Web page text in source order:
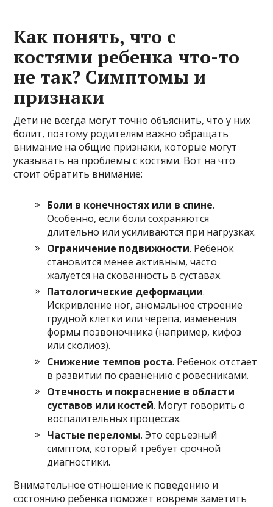
Как понять, что с
костями ребенка что-то
не так? Симптомы и
признаки
Дети не всегда могут точно объяснить, что у них
болит, поэтому родителям важно обращать
внимание на общие признаки, которые могут
указывать на проблемы с костями. Вот на что
стоит обратить внимание:
Боли в конечностях или в спине.
Особенно, если боли сохраняются
длительно или усиливаются при нагрузках.
Ограничение подвижности. Ребенок
становится менее активным, часто
жалуется на скованность в суставах.
Патологические деформации.
Искривление ног, аномальное строение
грудной клетки или черепа, изменения
формы позвоночника (например, кифоз
или сколиоз).
Снижение темпов роста. Ребенок отстает
в развитии по сравнению с ровесниками.
Отечность и покраснение в области
суставов или костей. Могут говорить о
воспалительных процессах.
Частые переломы. Это серьезный
симптом, который требует срочной
диагностики.
Внимательное отношение к поведению и
состоянию ребенка поможет вовремя заметить